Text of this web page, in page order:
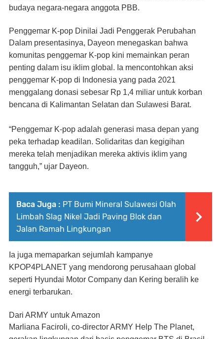
budaya negara-negara anggota PBB.
Penggemar K-pop Dinilai Jadi Penggerak Perubahan
Dalam presentasinya, Dayeon menegaskan bahwa
komunitas penggemar K-pop kini memainkan peran
penting dalam isu iklim global. Ia mencontohkan aksi
penggemar K-pop di Indonesia yang pada 2021
menggalang donasi sebesar Rp 1,4 miliar untuk korban
bencana di Kalimantan Selatan dan Sulawesi Barat.
“Penggemar K-pop adalah generasi masa depan yang
peka terhadap keadilan. Solidaritas dan kegigihan
mereka telah menjadikan mereka aktivis iklim yang
tangguh,” ujar Dayeon.
Baca Juga : PT Bumi Mineral Sulawesi Olah
Limbah Slag Nikel Jadi Paving Blok dan
Jalan Ramah Lingkungan
Ia juga memaparkan sejumlah kampanye
KPOP4PLANET yang mendorong perusahaan global
seperti Hyundai Motor Company dan Kering beralih ke
energi terbarukan.
Dari ARMY untuk Amazon
Marliana Faciroli, co-director ARMY Help The Planet,